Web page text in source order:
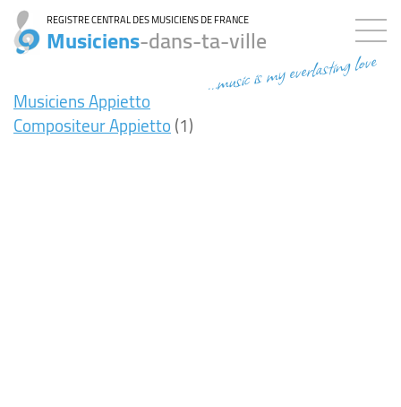
REGISTRE CENTRAL DES MUSICIENS DE FRANCE
Musiciens-dans-ta-ville
...music is my everlasting love
Musiciens Appietto
Compositeur Appietto(1)